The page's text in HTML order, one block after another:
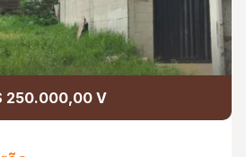
250.000,00 V